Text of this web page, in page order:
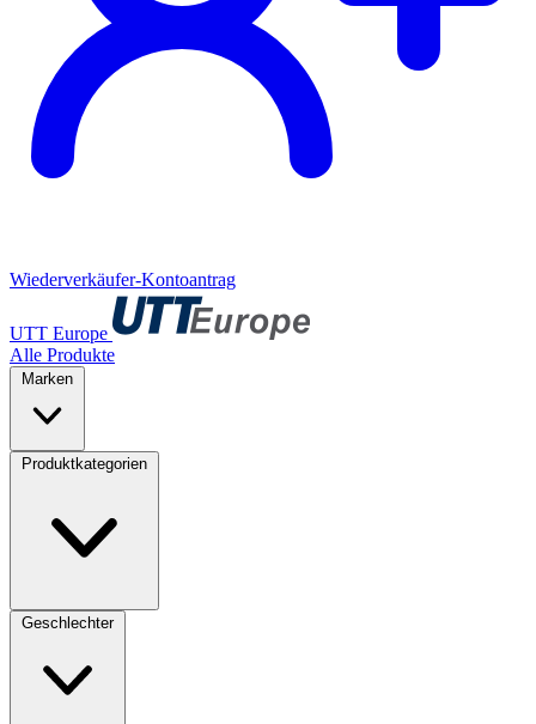
Wiederverkäufer-Kontoantrag
UTT Europe
Alle Produkte
Marken
Produktkategorien
Geschlechter